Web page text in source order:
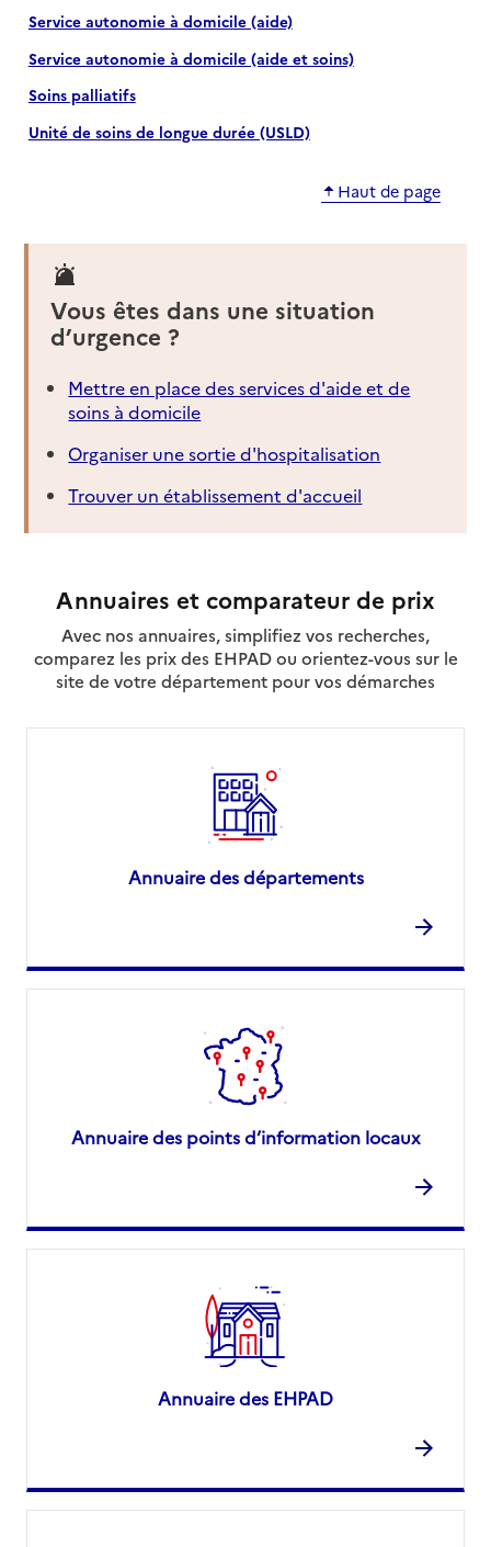
Service autonomie à domicile (aide)
Service autonomie à domicile (aide et soins)
Soins palliatifs
Unité de soins de longue durée (USLD)
Haut de page
Vous êtes dans une situation
d’urgence ?
Mettre en place des services d'aide et de
soins à domicile
Organiser une sortie d'hospitalisation
Trouver un établissement d'accueil
Annuaires et comparateur de prix
Avec nos annuaires, simplifiez vos recherches,
comparez les prix des EHPAD ou orientez-vous sur le
site de votre département pour vos démarches
Annuaire des départements
Annuaire des points d’information locaux
Annuaire des EHPAD